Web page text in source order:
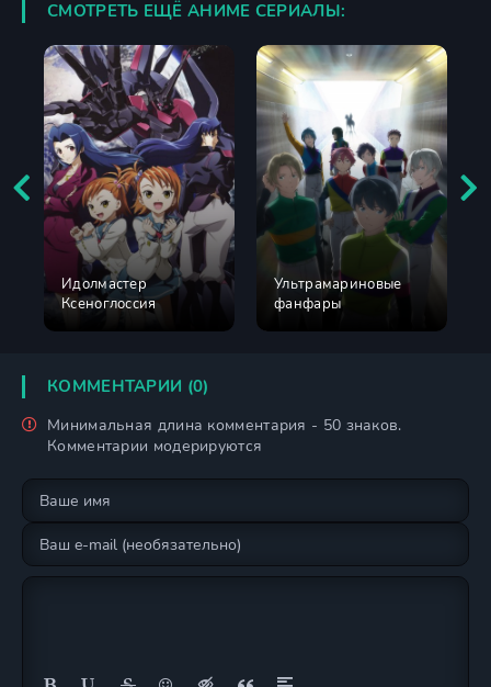
СМОТРЕТЬ ЕЩЁ АНИМЕ СЕРИАЛЫ:
Идолмастер
Ксеноглоссия
Ультрамариновые
фанфары
КОММЕНТАРИИ (0)
Минимальная длина комментария - 50 знаков.
Комментарии модерируются